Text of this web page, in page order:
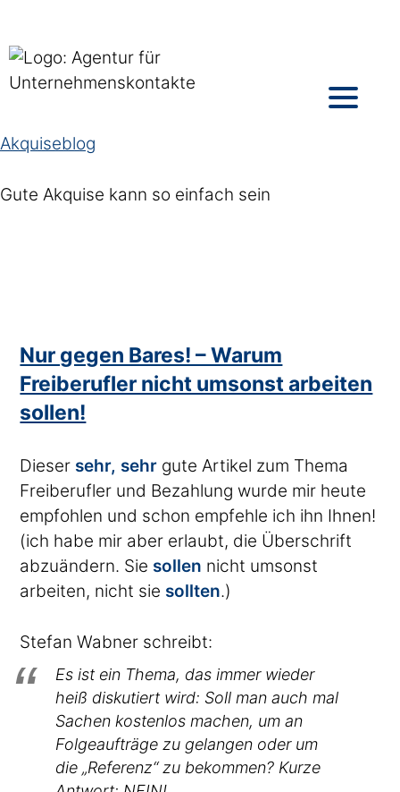
Akquiseblog
Gute Akquise kann so einfach sein
Nur gegen Bares! – Warum
Freiberufler nicht umsonst arbeiten
sollen!
Dieser sehr, sehr gute Artikel zum Thema
Freiberufler und Bezahlung wurde mir heute
empfohlen und schon empfehle ich ihn Ihnen!
(ich habe mir aber erlaubt, die Überschrift
abzuändern. Sie sollen nicht umsonst
arbeiten, nicht sie sollten.)
Stefan Wabner schreibt:
Es ist ein Thema, das immer wieder
heiß diskutiert wird: Soll man auch mal
Sachen kostenlos machen, um an
Folgeaufträge zu gelangen oder um
die „Referenz“ zu bekommen? Kurze